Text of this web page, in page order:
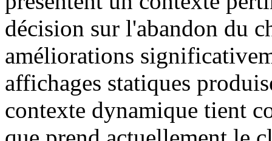
décision sur l'abandon du
améliorations
affichages statiques
contexte dynamique tient